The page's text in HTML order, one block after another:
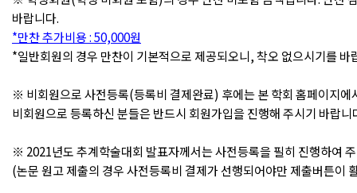
바랍니다.
*만찬 추가비용 : 50,000원
*일반회원의 경우 만찬이 기본적으로 제공되오니, 착오 없으시기를 바
※ 비회원으로 사전등록(등록비 결제완료) 후에는 본 학회 홈페이지
비회원으로 등록하신 분들은 반드시 회원가입을 진행해 주시기 바랍니
※ 2021년도 추계학술대회 발표자께서는 사전등록을 필히 진행하여
(논문 원고 제출의 경우 사전등록비 결제가 선행되어야만 제출버튼이